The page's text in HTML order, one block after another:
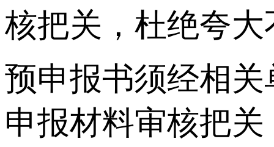
核把关，杜绝夸
预申报书须经相
申报材料审核把